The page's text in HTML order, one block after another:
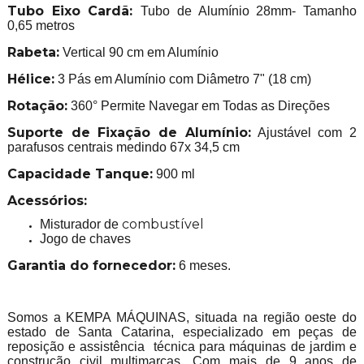
Tubo Eixo Cardã:Tubo de Alumínio 28mm- Tamanho
0,65 metros
Rabeta:Vertical 90 cm em Alumínio
Hélice:3 Pás em Alumínio com Diâmetro 7" (18 cm)
Rotação:360° Permite Navegar em Todas as Direções
Suporte de Fixação de Alumínio:Ajustável com 2
parafusos centrais medindo 67x 34,5 cm
Capacidade Tanque:900 ml
Acessórios:
Misturador de combustível
Jogo de chaves
Garantia do fornecedor:6 meses.
Somos a KEMPA MÁQUINAS, situada na região oeste do
estado de Santa Catarina, especializado em peças de
reposição e assistência técnica para máquinas de jardim e
construção civil multimarcas. Com mais de 9 anos de